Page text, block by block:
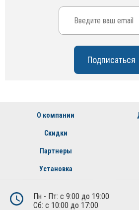
О компании
Скидки
Партнеры
Установка
Пн - Пт: с 9:00 до 19:00
Сб: с 10:00 до 17:00